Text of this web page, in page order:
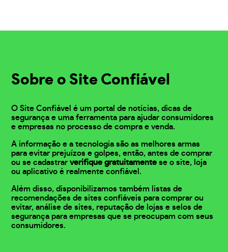
Sobre o Site Confiável
O Site Confiável é um portal de notícias, dicas de
segurança e uma ferramenta para ajudar consumidores
e empresas no processo de compra e venda.
A informação e a tecnologia são as melhores armas
para evitar prejuízos e golpes, então, antes de comprar
ou se cadastrarverifique gratuitamente se o site, loja
ou aplicativo é realmente confiável.
Além disso, disponibilizamos também listas de
recomendações de sites confiáveis para comprar ou
evitar, análise de sites, reputação de lojas e selos de
segurança para empresas que se preocupam com seus
consumidores.